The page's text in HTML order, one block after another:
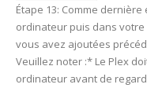
Étape 13: Comme
ordinateur puis dans
vous avez ajoutées
Veuillez noter :* Le Plex
ordinateur avant de